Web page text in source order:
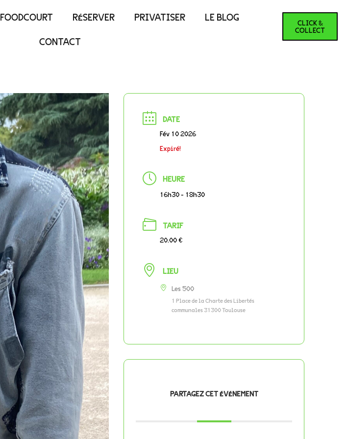
FOODCOURT RÉSERVER PRIVATISER LE BLOG
CONTACT
CLICK &
COLLECT
DATE
Fév 10 2026
Expiré!
HEURE
16h30 - 18h30
TARIF
20.00 €
LIEU
Les 500
1 Place de la Charte des Libertés
communales 31300 Toulouse
PARTAGEZ CET ÉVÉNEMENT